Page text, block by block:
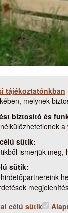
tájékoztatónkban
melynek
biztosító és
sütik:
ismerjük
sütik:
célú sütik